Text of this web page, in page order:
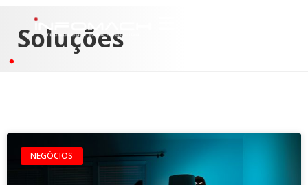
Soluções
NEGÓCIOS